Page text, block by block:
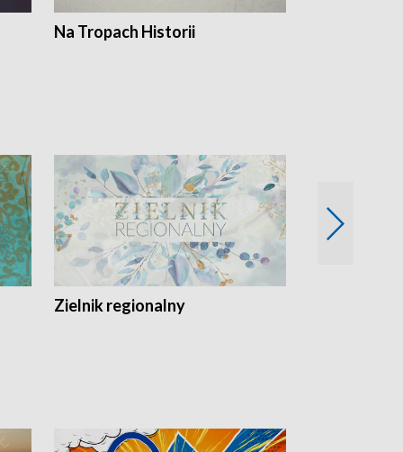
Na Tropach Historii
Zielnik regionalny